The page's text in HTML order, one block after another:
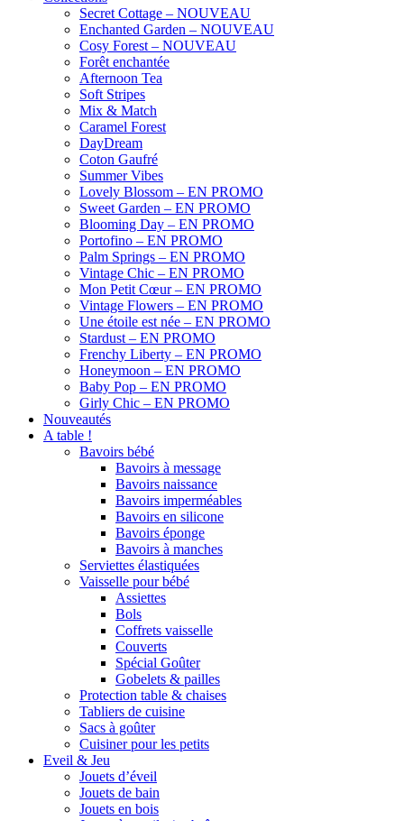
Secret Cottage – NOUVEAU
Enchanted Garden – NOUVEAU
Cosy Forest – NOUVEAU
Forêt enchantée
Afternoon Tea
Soft Stripes
Mix & Match
Caramel Forest
DayDream
Coton Gaufré
Summer Vibes
Lovely Blossom – EN PROMO
Sweet Garden – EN PROMO
Blooming Day – EN PROMO
Portofino – EN PROMO
Palm Springs – EN PROMO
Vintage Chic – EN PROMO
Mon Petit Cœur – EN PROMO
Vintage Flowers – EN PROMO
Une étoile est née – EN PROMO
Stardust – EN PROMO
Frenchy Liberty – EN PROMO
Honeymoon – EN PROMO
Baby Pop – EN PROMO
Girly Chic – EN PROMO
Nouveautés
A table !
Bavoirs bébé
Bavoirs à message
Bavoirs naissance
Bavoirs imperméables
Bavoirs en silicone
Bavoirs éponge
Bavoirs à manches
Serviettes élastiquées
Vaisselle pour bébé
Assiettes
Bols
Coffrets vaisselle
Couverts
Spécial Goûter
Gobelets & pailles
Protection table & chaises
Tabliers de cuisine
Sacs à goûter
Cuisiner pour les petits
Eveil & Jeu
Jouets d’éveil
Jouets de bain
Jouets en bois